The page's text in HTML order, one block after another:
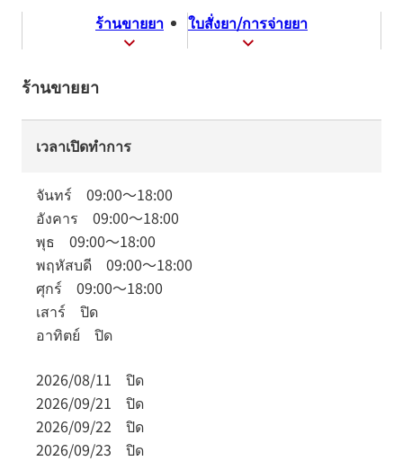
ร้านขายยา ใบสั่งยา/การจ่ายยา
ร้านขายยา
เวลาเปิดทำการ
จันทร์ 09:00～18:00
อังคาร 09:00～18:00
พุธ 09:00～18:00
พฤหัสบดี 09:00～18:00
ศุกร์ 09:00～18:00
เสาร์ ปิด
อาทิตย์ ปิด
2026/08/11 ปิด
2026/09/21 ปิด
2026/09/22 ปิด
2026/09/23 ปิด